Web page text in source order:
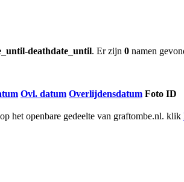
deathdate_until. Er zijn 0 namen
Ovl. datum Overlijdensdatum Foto ID
het openbare gedeelte van graftombe.nl. klik